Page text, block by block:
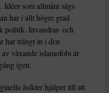
som allmänt sågs
har i allt högre grad
politik. Invandrar- och
har trängt in i den
växande islamofobi är
igen.
åsikter hjälper till att